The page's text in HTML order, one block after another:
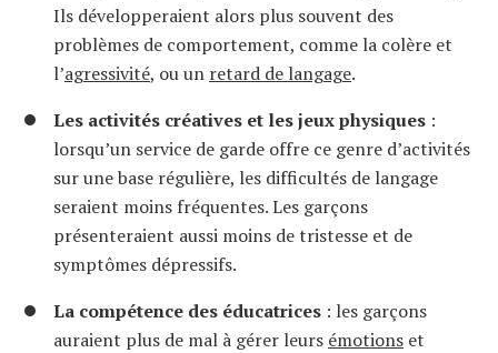
Ils développeraient alors plus souvent des
problèmes de comportement, comme la colère et
l’agressivité, ou un retard de langage.
Les activités créatives et les jeux physiques :
lorsqu’un service de garde offre ce genre d’activités
sur une base régulière, les difficultés de langage
seraient moins fréquentes. Les garçons
présenteraient aussi moins de tristesse et de
symptômes dépressifs.
La compétence des éducatrices : les garçons
auraient plus de mal à gérer leurs émotions et